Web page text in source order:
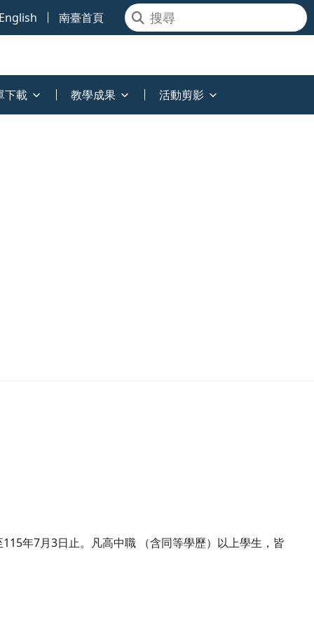
English 南臺首頁
下載 教學成果 活動剪影
年7月3日止。凡高中職 （含同等學歷）以上學生，皆